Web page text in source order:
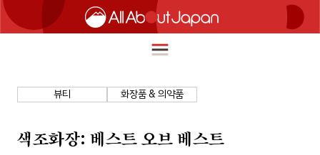
HOME
뷰티 화장품 & 의약품
색조화장: 베스트 오브 베스트